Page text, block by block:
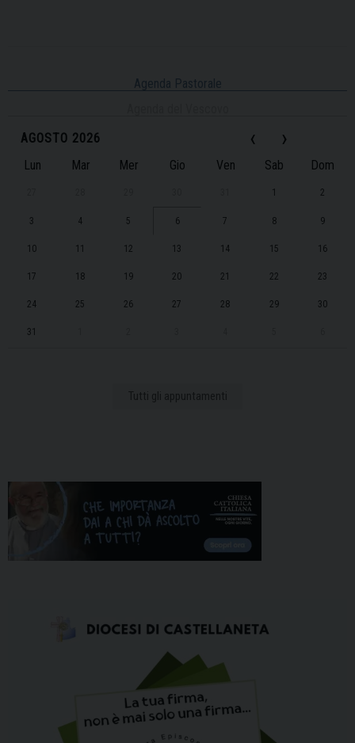
Agenda Pastorale
‹
AGOSTO 2026 ›
Lun Mar Mer Gio Ven Sab Dom
1 2
3 4 5 6 7 8 9
10 11 12 13 14 15 16
17 18 19 20 21 22 23
24 25 26 27 28 29 30
31
Tutti gli appuntamenti